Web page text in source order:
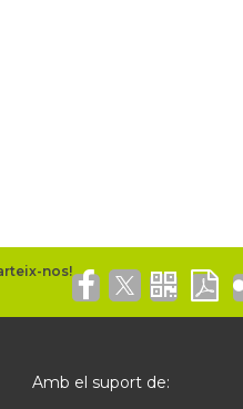
Amb el suport de: